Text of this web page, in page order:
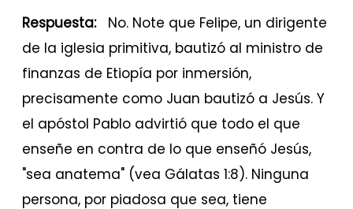
Respuesta:No. Note que Felipe, un dirigente
de la iglesia primitiva, bautizó al ministro de
finanzas de Etiopía por inmersión,
precisamente como Juan bautizó a Jesús. Y
el apóstol Pablo advirtió que todo el que
enseñe en contra de lo que enseñó Jesús,
"sea anatema" (vea Gálatas 1:8). Ninguna
persona, por piadosa que sea, tiene